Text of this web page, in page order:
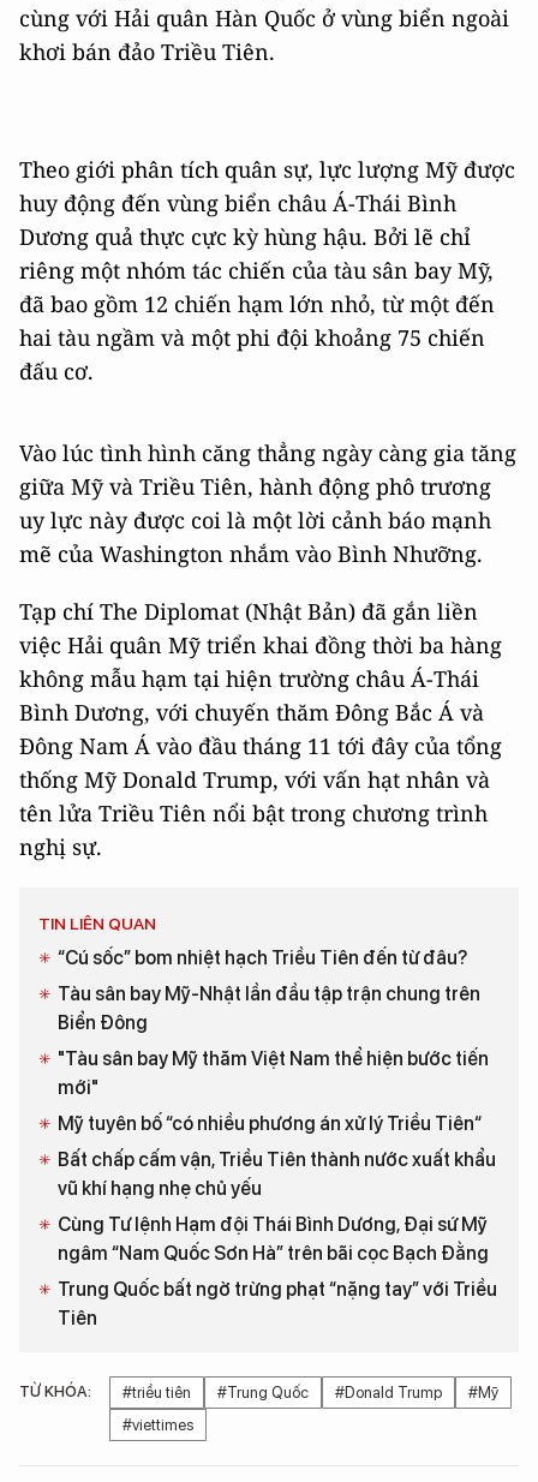
cùng với Hải quân Hàn Quốc ở vùng biển ngoài
khơi bán đảo Triều Tiên.
Theo giới phân tích quân sự, lực lượng Mỹ được
huy động đến vùng biển châu Á-Thái Bình
Dương quả thực cực kỳ hùng hậu. Bởi lẽ chỉ
riêng một nhóm tác chiến của tàu sân bay Mỹ,
đã bao gồm 12 chiến hạm lớn nhỏ, từ một đến
hai tàu ngầm và một phi đội khoảng 75 chiến
đấu cơ.
Vào lúc tình hình căng thẳng ngày càng gia tăng
giữa Mỹ và Triều Tiên, hành động phô trương
uy lực này được coi là một lời cảnh báo mạnh
mẽ của Washington nhắm vào Bình Nhưỡng.
Tạp chí The Diplomat (Nhật Bản) đã gắn liền
việc Hải quân Mỹ triển khai đồng thời ba hàng
không mẫu hạm tại hiện trường châu Á-Thái
Bình Dương, với chuyến thăm Đông Bắc Á và
Đông Nam Á vào đầu tháng 11 tới đây của tổng
thống Mỹ Donald Trump, với vấn hạt nhân và
tên lửa Triều Tiên nổi bật trong chương trình
nghị sự.
TIN LIÊN QUAN
“Cú sốc” bom nhiệt hạch Triều Tiên đến từ đâu?
Tàu sân bay Mỹ-Nhật lần đầu tập trận chung trên
Biển Đông
"Tàu sân bay Mỹ thăm Việt Nam thể hiện bước tiến
mới"
Mỹ tuyên bố “có nhiều phương án xử lý Triều Tiên“
Bất chấp cấm vận, Triều Tiên thành nước xuất khẩu
vũ khí hạng nhẹ chủ yếu
Cùng Tư lệnh Hạm đội Thái Bình Dương, Đại sứ Mỹ
ngâm “Nam Quốc Sơn Hà” trên bãi cọc Bạch Đằng
Trung Quốc bất ngờ trừng phạt “nặng tay” với Triều
Tiên
TỪ KHÓA: #triều tiên #Trung Quốc #Donald Trump
#Mỹ
#viettimes